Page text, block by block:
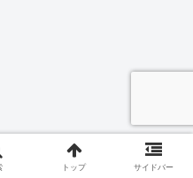
トップ サイドバー